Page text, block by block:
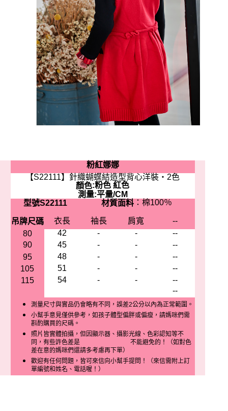
粉紅娜娜
【S22111】針織蝴蝶結造型背心洋裝‧2色
顏色:粉色 紅色
測量:平量/CM
型號S22111
材質面料：棉100％
吊牌尺碼 衣長 袖長 肩寬
--
80
42 - -
--
90
45 - -
--
95
48 - -
--
105
51 - -
--
115
54 - -
--
--
測量尺寸與實品仍會略有不同，誤差2公分以內為正常範圍。
小幫手意見僅供參考，如孩子體型偏胖或偏瘦，請媽咪們需
斟酌購買的尺碼。
照片皆實體拍攝，但因顯示器、攝影光線、色彩認知等不
同，有些許色差是 不能避免的！（如對色
差在意的媽咪們還請多考慮再下單）
歡迎有任何問題，皆可來信向小幫手提問！（來信需附上訂
單編號和姓名、電話喔！）